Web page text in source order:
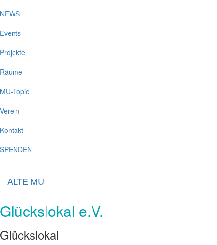
NEWS
Events
Projekte
Räume
MU-Topie
Verein
Kontakt
SPENDEN
ALTE MU
Glückslokal e.V.
Glückslokal